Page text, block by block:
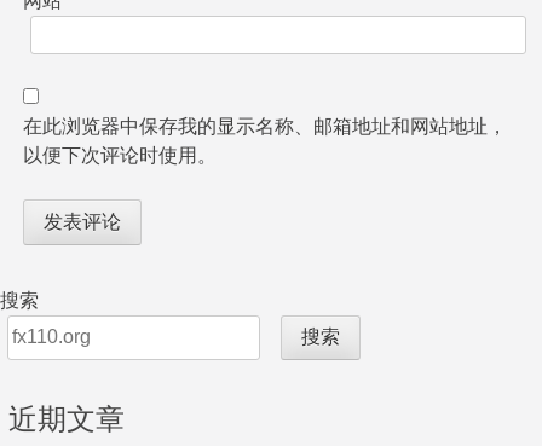
在此浏览器中保存我的显示名称、邮箱地址和网站地址，
以便下次评论时使用。
搜索
搜索
近期文章